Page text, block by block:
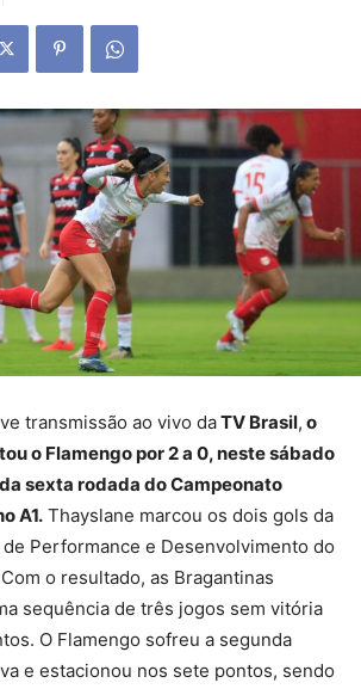
transmissão ao vivo daTV Brasil, o
o Flamengo por 2 a 0, neste sábado
sexta rodada do Campeonato
A1. Thayslane marcou os dois gols da
Performance e Desenvolvimento do
o resultado, as Bragantinas
sequência de três jogos sem vitória
O Flamengo sofreu a segunda
e estacionou nos sete pontos, sendo